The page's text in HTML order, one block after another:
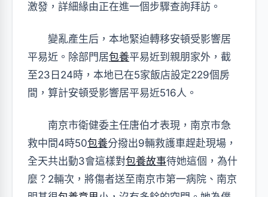
激發，詳細緣由正在進一個步驟查詢拜訪。
變亂產生后，本地緊迫轉移安頓受影響居
平易近。除部門居包養平易近到親朋家外，截
至23日24時，本地已在5家飯店設定229個房
間，算計安頓受影響居平易近516人。
南京市衛健委主任唐伯才表現，南京市急
救中間4時50包養分撥出9輛救護車趕赴現場，
全天共出動3會這樣對包養故事待她這個，為什
麼？2輛次，將傷者送至南京市第一病院、南京